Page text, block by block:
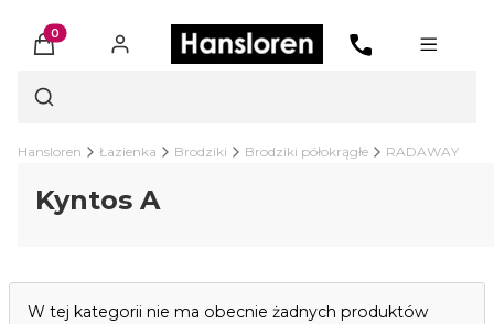
Produkty w koszyku: 0. Zobacz szczegóły
Otwórz wyszukiwarkę
Hansloren Łazienka Brodziki Brodziki półokrągłe RADAWAY
Kyntos A
Lista produktów
W tej kategorii nie ma obecnie żadnych produktów